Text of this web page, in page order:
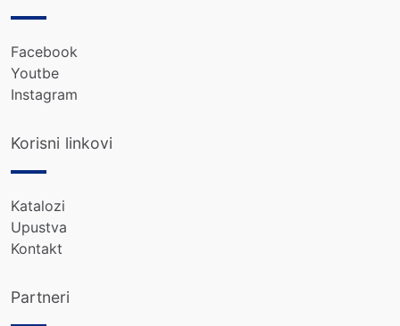
Facebook
Youtbe
Instagram
Korisni linkovi
Katalozi
Upustva
Kontakt
Partneri